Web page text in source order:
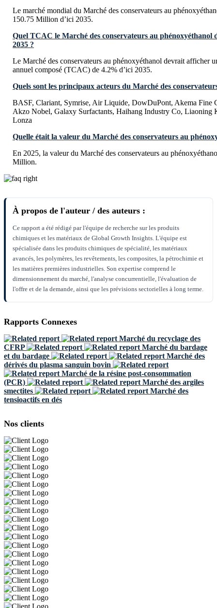
Le marché mondial du Marché des conservateurs au
150.75 Million d’ici 2035.
Quel TCAC le Marché des conservateurs au phénoxyéthanol
2035 ?
Le Marché des conservateurs au phénoxyéthanol devrait afficher
annuel composé (TCAC) de 4.2% d’ici 2035.
Quels sont les principaux acteurs du Marché des
BASF, Clariant, Symrise, Air Liquide, DowDuPont, Akema Fine
Akzo Nobel, Galaxy Surfactants, Haihang Industry Co, Liaoning
Lonza
Quelle était la valeur du Marché des conservateurs au
En 2025, la valeur du Marché des conservateurs au
Million.
À propos de l'auteur / des auteurs :
Ce rapport a été rédigé par l'équipe de recherche sur les produits
chimiques et les matériaux de Global Growth Insights. L'équipe est
spécialisée dans les produits chimiques de spécialité, les matériaux
avancés, les polymères, les revêtements, les composites, la pétrochimie et
les matières premières industrielles. Son expertise comprend le
dimensionnement du marché, l'analyse concurrentielle, l'évaluation de
l'offre et de la demande, ainsi que les prévisions sectorielles à long terme.
Rapports Connexes
Marché du recyclage des
CFRP
Marché du bardage
et du bardage
Marché des
dérivés du plasma sanguin bovin
Marché de la résine post-consommation
(PCR)
Marché des argiles
smectites
Marché des
tensioactifs en dés
Nos clients